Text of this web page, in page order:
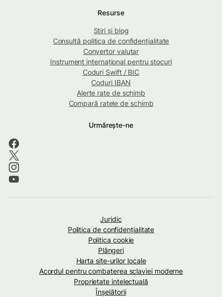
Resurse
Știri și blog
Consultă politica de confidențialitate
Convertor valutar
Instrument internațional pentru stocuri
Coduri Swift / BIC
Coduri IBAN
Alerte rate de schimb
Compară ratele de schimb
Urmărește-ne
Juridic
Politica de confidenţialitate
Politica cookie
Plângeri
Harta site-urilor locale
Acordul pentru combaterea sclaviei moderne
Proprietate intelectuală
Înșelătorii